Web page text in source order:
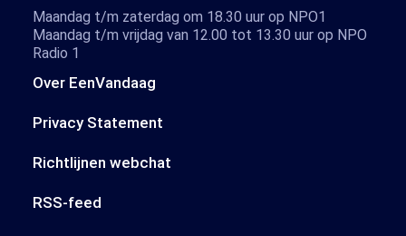
Over EenVandaag
Privacy Statement
Richtlijnen webchat
RSS-feed
Maandag t/m zaterdag om 18.30 uur op NPO1
Maandag t/m vrijdag van 12.00 tot 13.30 uur op NPO
Radio 1